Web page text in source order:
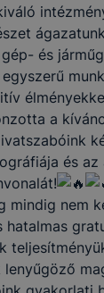
ágazatunk
és
egyszerű
a
és
mindig nem
hatalmas
lenyűgöző